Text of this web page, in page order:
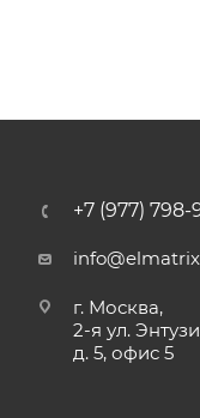
+7 (977) 798-
г. Москва,
2-я ул.
д. 5, офис 5